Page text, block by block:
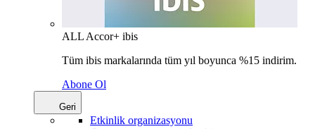
ALL Accor+ ibis
Tüm ibis markalarında tüm yıl boyunca %15 indirim.
Abone Ol
Geri
Etkinlik organizasyonu